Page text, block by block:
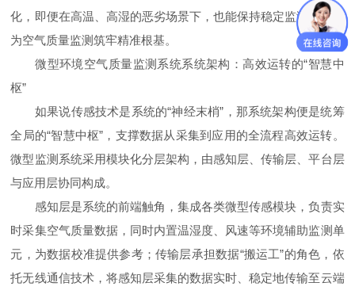
化，即便在高温、高湿的恶劣场景下，也能保持稳定监测性能，
为空气质量监测筑牢精准根基。
微型环境空气质量监测系统系统架构：高效运转的“智慧中
枢”
如果说传感技术是系统的“神经末梢”，那系统架构便是统筹
全局的“智慧中枢”，支撑数据从采集到应用的全流程高效运转。
微型监测系统采用模块化分层架构，由感知层、传输层、平台层
与应用层协同构成。
感知层是系统的前端触角，集成各类微型传感模块，负责实
时采集空气质量数据，同时内置温湿度、风速等环境辅助监测单
元，为数据校准提供参考；传输层承担数据“搬运工”的角色，依
托无线通信技术，将感知层采集的数据实时、稳定地传输至云端